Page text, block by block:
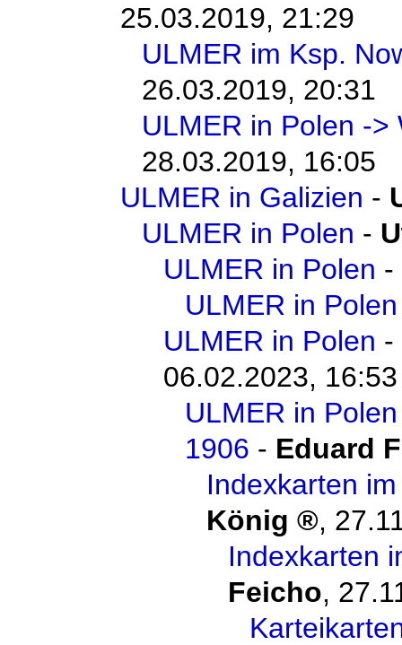
25.03.2019, 21:29
ULMER im Ksp.
26.03.2019, 20:31
ULMER in Polen ->
28.03.2019, 16:05
ULMER in Galizien -
ULMER in Polen -
ULMER in Polen -
ULMER in Polen
ULMER in Polen -
06.02.2023, 16:53
ULMER in
1906 - Eduard
Indexkarten
König
,
Indexkarten
Feicho,